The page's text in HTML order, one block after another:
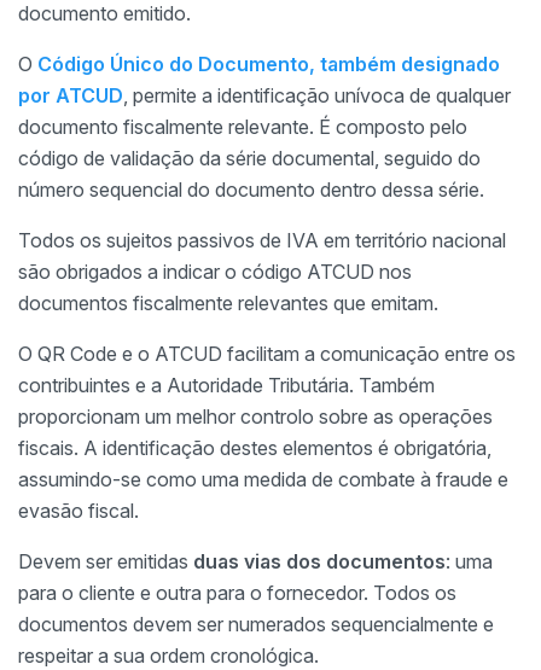
documento emitido.
O Código Único do Documento, também designado
por ATCUD, permite a identificação unívoca de qualquer
documento fiscalmente relevante. É composto pelo
código de validação da série documental, seguido do
número sequencial do documento dentro dessa série.
Todos os sujeitos passivos de IVA em território nacional
são obrigados a indicar o código ATCUD nos
documentos fiscalmente relevantes que emitam.
O QR Code e o ATCUD facilitam a comunicação entre os
contribuintes e a Autoridade Tributária. Também
proporcionam um melhor controlo sobre as operações
fiscais. A identificação destes elementos é obrigatória,
assumindo-se como uma medida de combate à fraude e
evasão fiscal.
Devem ser emitidas duas vias dos documentos: uma
para o cliente e outra para o fornecedor. Todos os
documentos devem ser numerados sequencialmente e
respeitar a sua ordem cronológica.